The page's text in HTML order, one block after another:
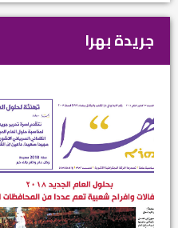
جريدة بهرا